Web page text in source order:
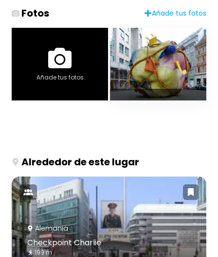
Fotos Añade tus fotos
Añade tus fotos
Alrededor de este lugar
Alemania
Checkpoint Charlie
199 m